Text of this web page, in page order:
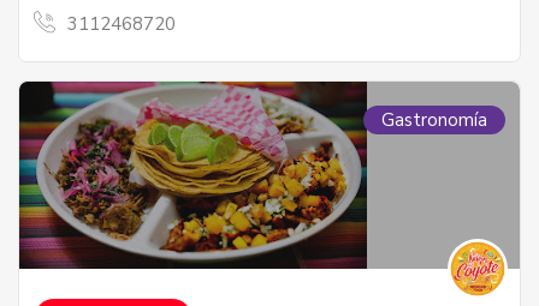
3112468720
Gastronomía